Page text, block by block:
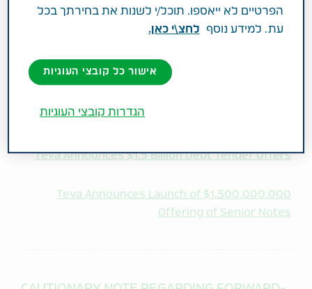
יתר תנאי ההנפקה והמכרז מפורטים במסמכים שהופצו
Teva Announces $1.5 Billion Debt Tender Offers
Teva Announces Launch of $1,500,000,000
Offering of Senior Notes
הפרטיים לא ייאספו. תוכל/י לשנות את בחירתך בכל
עת. למידע נוסף
לחצ\י כאן.
אישור כל קובצי העוגיות
הגדרות קובצי העוגיות